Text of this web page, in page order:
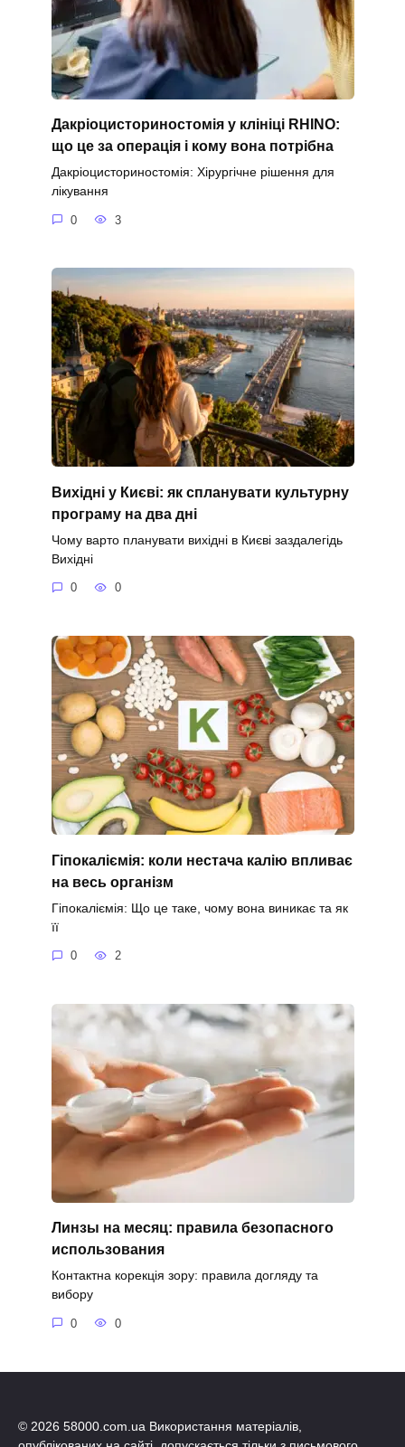
Дакріоцисториностомія у клініці RHINO:
що це за операція і кому вона потрібна
Дакріоцисториностомія: Хірургічне рішення для
лікування
0 3
Вихідні у Києві: як спланувати культурну
програму на два дні
Чому варто планувати вихідні в Києві заздалегідь
Вихідні
0 0
Гіпокаліємія: коли нестача калію впливає
на весь організм
Гіпокаліємія: Що це таке, чому вона виникає та як
її
0 2
Линзы на месяц: правила безопасного
использования
Контактна корекція зору: правила догляду та
вибору
0 0
© 2026 58000.com.ua Використання матеріалів,